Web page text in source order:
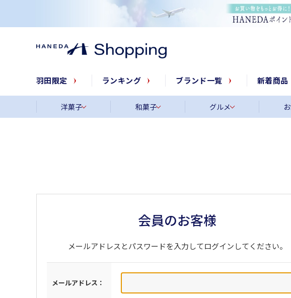
羽田限定 ランキング ブランド一覧 新着商品
洋菓子 和菓子 グルメ
会員のお客様
メールアドレスとパスワードを入力してログインしてください。
メールアドレス：